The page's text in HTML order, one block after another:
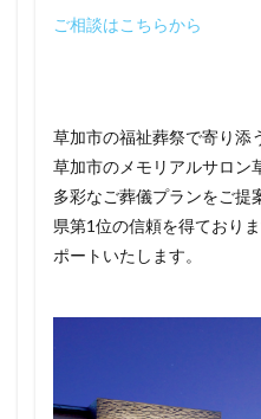
ご相談はこちらから
草加市の福祉葬祭で寄り添
草加市のメモリアルサロン
多彩なご葬儀プランをご提
県第1位の信頼を得ており
ポートいたします。